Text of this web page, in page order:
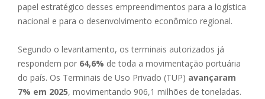
papel estratégico desses empreendimentos para a logística
nacional e para o desenvolvimento econômico regional.
Segundo o levantamento, os terminais autorizados já
respondem por 64,6% de toda a movimentação portuária
do país. Os Terminais de Uso Privado (TUP) avançaram
7% em 2025, movimentando 906,1 milhões de toneladas.